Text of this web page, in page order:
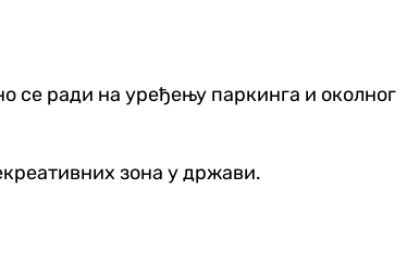
се ради на уређењу паркинга и околног
зона у држави.